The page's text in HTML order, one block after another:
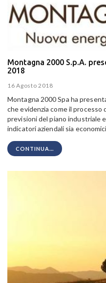
Montagna 2000 S.p.A.
2018
16 Agosto 2018
Montagna 2000 Spa ha
che evidenzia come il
previsioni del piano industriale
indicatori aziendali sia
CONTINUA...